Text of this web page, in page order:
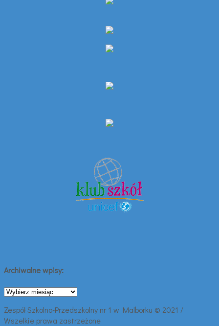
Archiwalne wpisy:
Archiwalne
Zespół Szkolno-Przedszkolny nr 1 w Malborku © 2021 /
Wszelkie prawa zastrzeżone